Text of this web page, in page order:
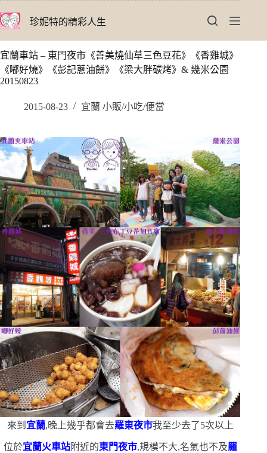
至
要
內
容
珍妮特的精彩人生
宜蘭車站 – 東門夜市《善美燒仙草三色豆花》《香雞城》
《嘟好燒》《彭記蔥油餅》《梁大胖碳烤》& 幾米公園
20150823
2015-08-23 宜蘭 小販/小吃/便當
來到 宜蘭,晚上幾乎都會去羅東夜市我至少去了5次以上
位於宜蘭火車站附近的東門夜市,規模不大,名氣也不及羅